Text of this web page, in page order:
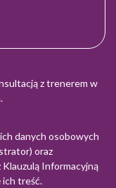
z trenerem w
danych osobowych
oraz
Klauzulą Informacyjną
ich treść.